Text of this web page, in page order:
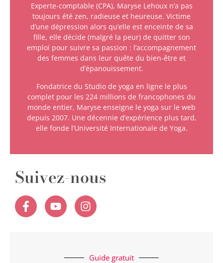
Experte-comptable (CPA), Maryse Lehoux n’a pas
toujours été zen, radieuse et heureuse. Victime
d’une dépression alors qu’elle est enceinte de sa
fille, elle décide (malgré la peur) de quitter son
emploi pour suivre sa passion : l’accompagnement
des femmes dans leur quête du bien-être et
d’épanouissement.
Fondatrice du Studio de yoga en ligne le plus
complet pour les 224 millions de francophones du
monde entier, Maryse enseigne le yoga sur le web
depuis 2007. Une décennie d’expérience plus tard,
elle fonde l’Université Internationale de Yoga.
Suivez-nous
Guide gratuit